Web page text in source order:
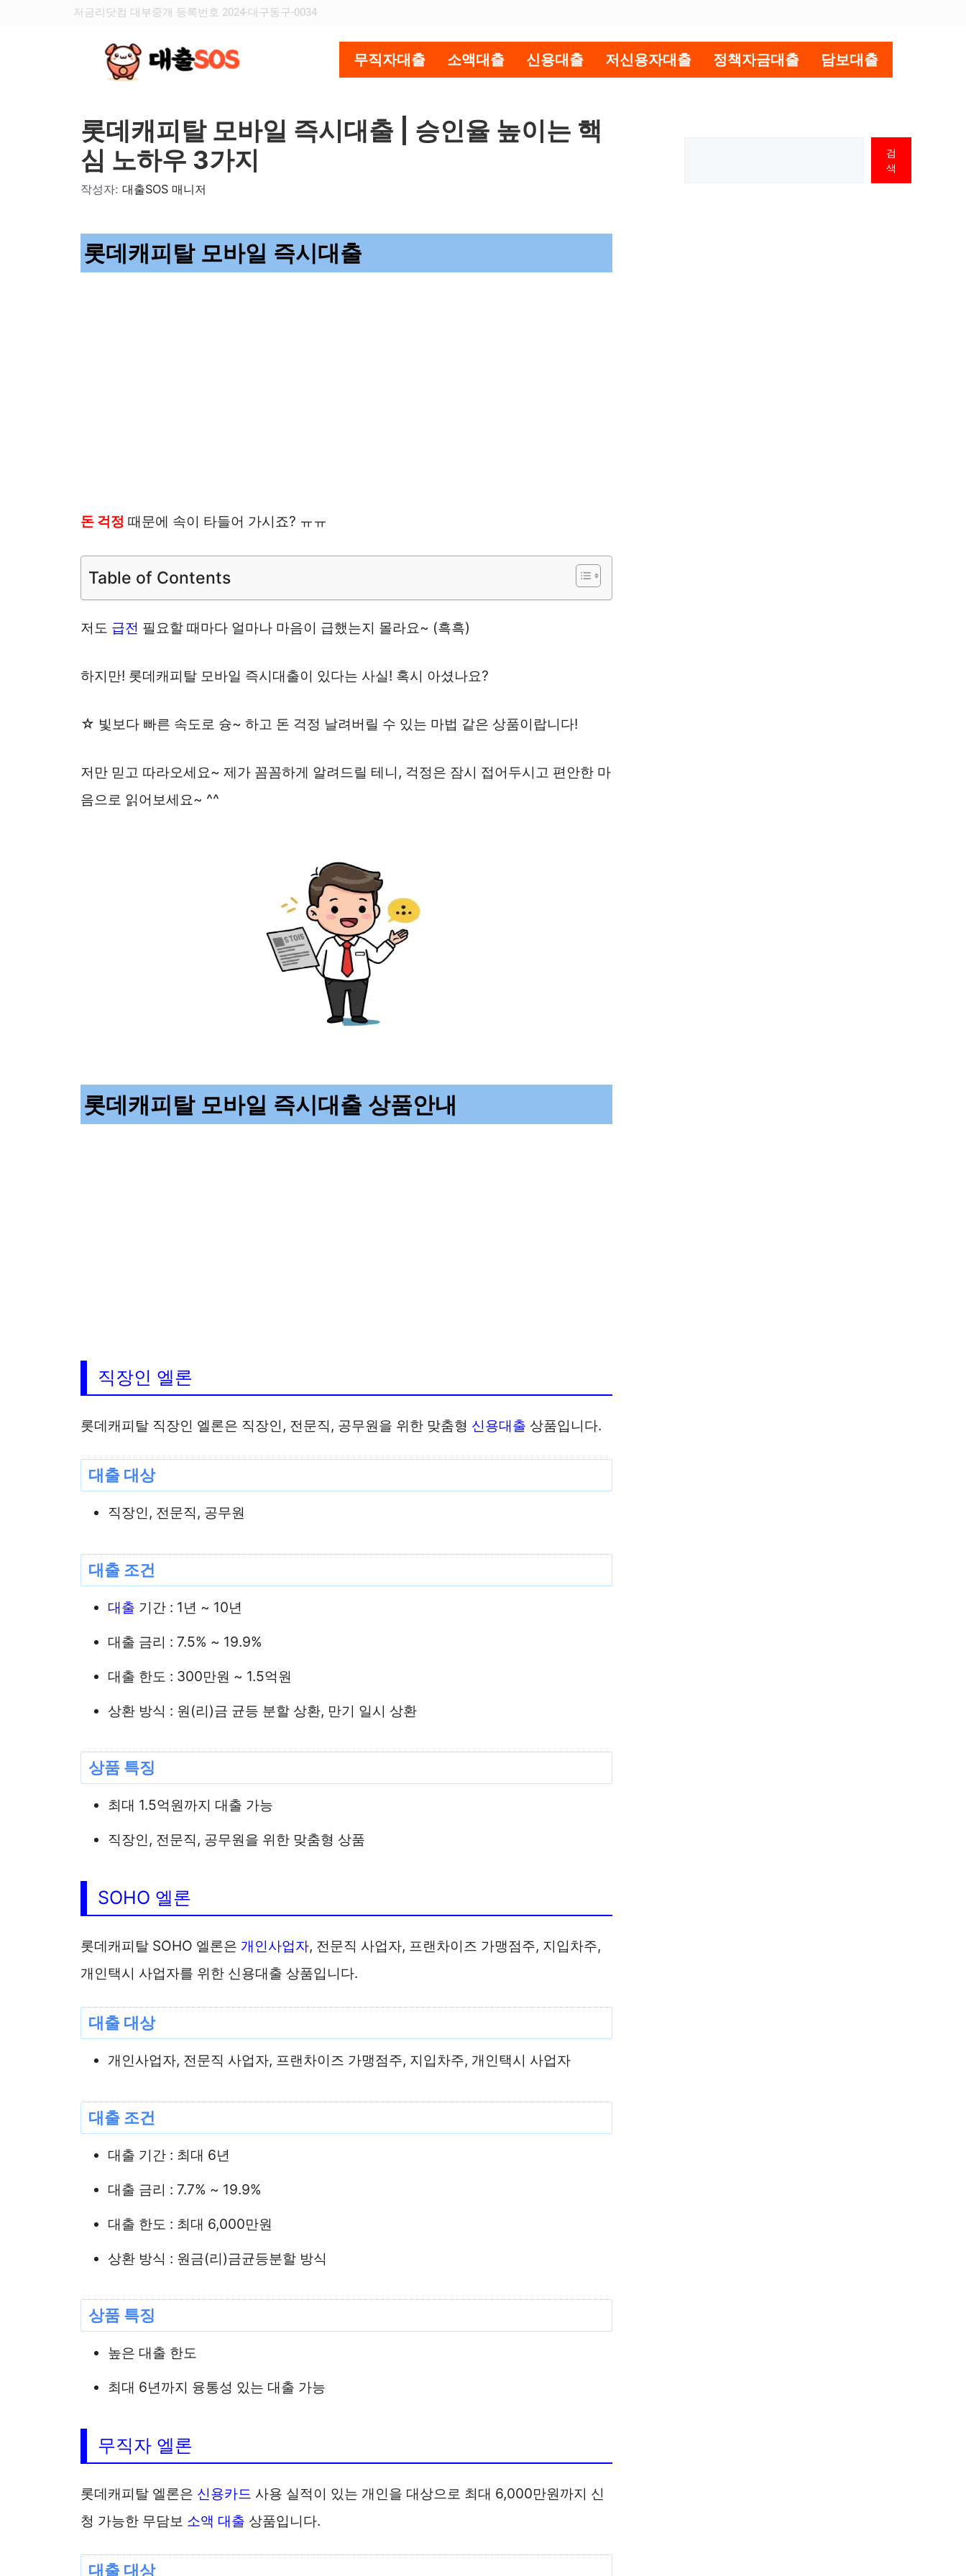
저금리닷컴 대부중개 등록번호 2024-대구동구-0034
무직자대출 소액대출 신용대출 저신용자대출 정책자금대출 담보대출
롯데캐피탈 모바일 즉시대출 | 승인율 높이는 핵
심 노하우 3가지
작성자: 대출SOS 매니저
롯데캐피탈 모바일 즉시대출
돈 걱정 때문에 속이 타들어 가시죠? ㅠㅠ
Table of Contents
저도 급전 필요할 때마다 얼마나 마음이 급했는지 몰라요~ (흑흑)
하지만! 롯데캐피탈 모바일 즉시대출이 있다는 사실! 혹시 아셨나요?
☆ 빛보다 빠른 속도로 슝~ 하고 돈 걱정 날려버릴 수 있는 마법 같은 상품이랍니다!
저만 믿고 따라오세요~ 제가 꼼꼼하게 알려드릴 테니, 걱정은 잠시 접어두시고 편안한 마
음으로 읽어보세요~ ^^
롯데캐피탈 모바일 즉시대출 상품안내
직장인 엘론
롯데캐피탈 직장인 엘론은 직장인, 전문직, 공무원을 위한 맞춤형 신용대출 상품입니다.
대출 대상
직장인, 전문직, 공무원
대출 조건
대출 기간 : 1년 ~ 10년
대출 금리 : 7.5% ~ 19.9%
대출 한도 : 300만원 ~ 1.5억원
상환 방식 : 원(리)금 균등 분할 상환, 만기 일시 상환
상품 특징
최대 1.5억원까지 대출 가능
직장인, 전문직, 공무원을 위한 맞춤형 상품
SOHO 엘론
롯데캐피탈 SOHO 엘론은 개인사업자, 전문직 사업자, 프랜차이즈 가맹점주, 지입차주,
개인택시 사업자를 위한 신용대출 상품입니다.
대출 대상
개인사업자, 전문직 사업자, 프랜차이즈 가맹점주, 지입차주, 개인택시 사업자
대출 조건
대출 기간 : 최대 6년
대출 금리 : 7.7% ~ 19.9%
대출 한도 : 최대 6,000만원
상환 방식 : 원금(리)금균등분할 방식
상품 특징
높은 대출 한도
최대 6년까지 융통성 있는 대출 가능
무직자 엘론
롯데캐피탈 엘론은 신용카드 사용 실적이 있는 개인을 대상으로 최대 6,000만원까지 신
청 가능한 무담보 소액 대출 상품입니다.
대출 대상
검
색